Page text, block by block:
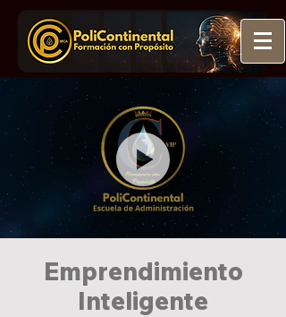
Emprendimiento
Inteligente